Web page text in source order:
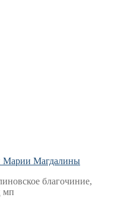
Марии Магдалины
благочиние,
мп